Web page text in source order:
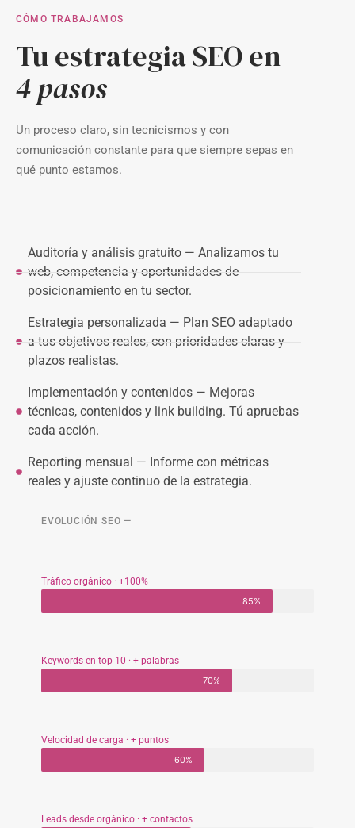
CÓMO TRABAJAMOS
Tu estrategia SEO en
4 pasos
Un proceso claro, sin tecnicismos y con
comunicación constante para que siempre sepas en
qué punto estamos.
Auditoría y análisis gratuito — Analizamos tu
web, competencia y oportunidades de
posicionamiento en tu sector.
Estrategia personalizada — Plan SEO adaptado
a tus objetivos reales, con prioridades claras y
plazos realistas.
Implementación y contenidos — Mejoras
técnicas, contenidos y link building. Tú apruebas
cada acción.
Reporting mensual — Informe con métricas
reales y ajuste continuo de la estrategia.
EVOLUCIÓN SEO —
Tráfico orgánico · +100%
85%
Keywords en top 10 · + palabras
70%
Velocidad de carga · + puntos
60%
Leads desde orgánico · + contactos